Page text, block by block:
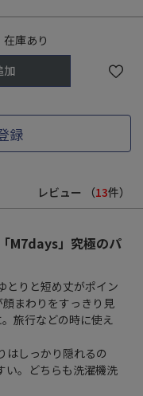
庫あり
加
録
レビュー （13件）
M7days」究極のパ
とりと短め丈がポイン
まわりをすっきり見
旅行などの時に使え
はしっかり隠れるの
い。どちらも洗濯機洗